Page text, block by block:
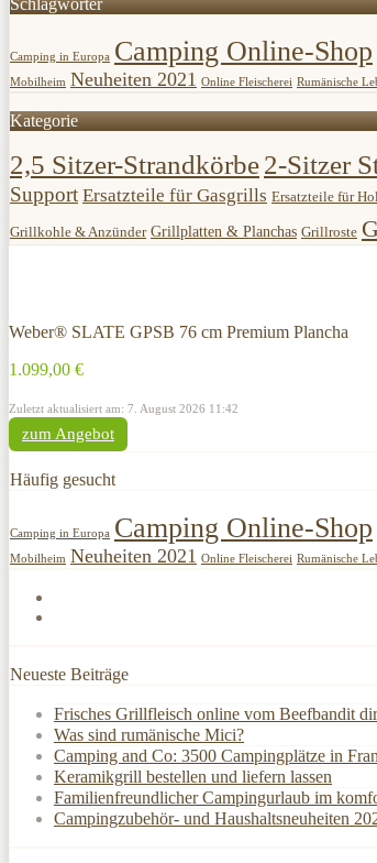
Schlagwörter
Camping in Europa Camping Online-Shop
Mobilheim Neuheiten 2021 Online Fleischerei Rumänische
Kategorie
2,5 Sitzer-Strandkörbe2-Sitzer
Support Ersatzteile für Gasgrills Ersatzteile für
Grillkohle & Anzünder Grillplatten & Planchas Grillroste
Weber® SLATE GPSB 76 cm Premium Plancha
1.099,00 €
Zuletzt aktualisiert am: 7. August 2026 11:42
zum Angebot
Häufig gesucht
Camping in Europa Camping Online-Shop
Mobilheim Neuheiten 2021 Online Fleischerei Rumänische
Neueste Beiträge
Frisches Grillfleisch online vom Beefbandit
Was sind rumänische Mici?
Camping and Co: 3500 Campingplätze in
Keramikgrill bestellen und liefern lassen
Familienfreundlicher Campingurlaub im
Campingzubehör- und Haushaltsneuheiten